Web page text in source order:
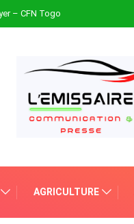
– CFN Togo
AGRICULTURE